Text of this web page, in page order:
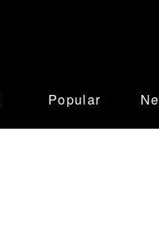
Popular